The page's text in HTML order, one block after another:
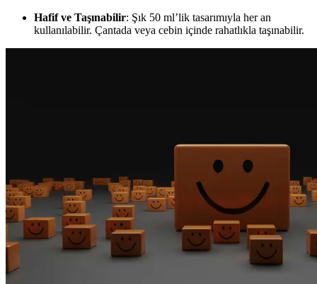
Hafif ve Taşınabilir: Şık 50 ml’lik tasarımıyla her an
kullanılabilir. Çantada veya cebin içinde rahatlıkla taşınabilir.